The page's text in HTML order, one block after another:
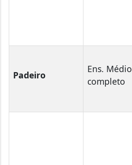
Padeiro
Ens. Médio
completo